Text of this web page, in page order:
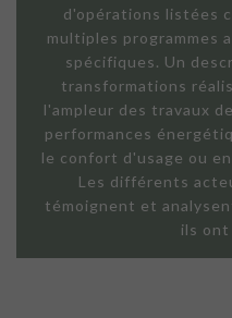
d'opérations listées
multiples programmes
spécifiques. Un
transformations
l'ampleur des travaux
performances
le confort d'usage ou
Les différents
témoignent et
ils